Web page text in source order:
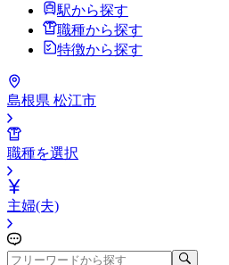
駅から探す
職種から探す
特徴から探す
島根県 松江市
職種を選択
主婦(夫)